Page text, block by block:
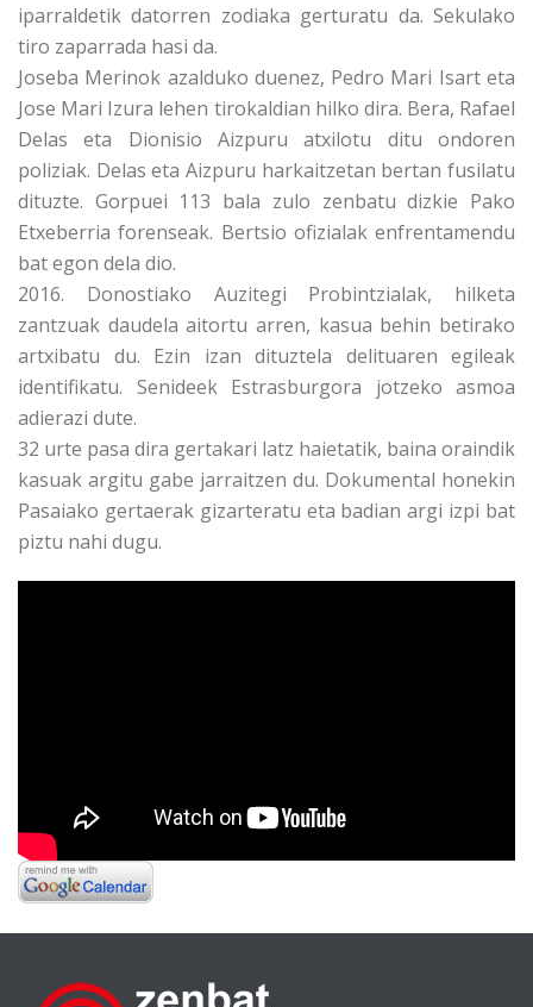
iparraldetik datorren zodiaka gerturatu da. Sekulako
tiro zaparrada hasi da.
Joseba Merinok azalduko duenez, Pedro Mari Isart eta
Jose Mari Izura lehen tirokaldian hilko dira. Bera, Rafael
Delas eta Dionisio Aizpuru atxilotu ditu ondoren
poliziak. Delas eta Aizpuru harkaitzetan bertan fusilatu
dituzte. Gorpuei 113 bala zulo zenbatu dizkie Pako
Etxeberria forenseak. Bertsio ofizialak enfrentamendu
bat egon dela dio.
2016. Donostiako Auzitegi Probintzialak, hilketa
zantzuak daudela aitortu arren, kasua behin betirako
artxibatu du. Ezin izan dituztela delituaren egileak
identifikatu. Senideek Estrasburgora jotzeko asmoa
adierazi dute.
32 urte pasa dira gertakari latz haietatik, baina oraindik
kasuak argitu gabe jarraitzen du. Dokumental honekin
Pasaiako gertaerak gizarteratu eta badian argi izpi bat
piztu nahi dugu.